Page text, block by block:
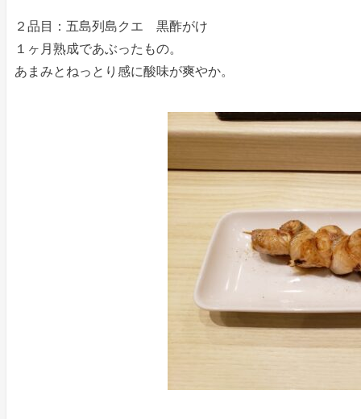
２品目：五島列島クエ 黒酢がけ
１ヶ月熟成であぶったもの。
あまみとねっとり感に酸味が爽やか。